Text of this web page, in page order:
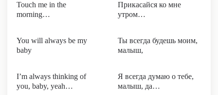
Touch me in the
morning…
Прикасайся ко мне
утром…
You will always be my
baby
Ты всегда будешь моим,
малыш,
I’m always thinking of
you, baby, yeah…
Я всегда думаю о тебе,
малыш, да…